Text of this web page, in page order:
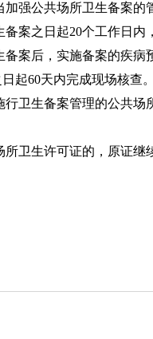
强公共场所卫生备案的
备案之日起20个工作日内
案后，实施备案的疾
起60天内完成现场核查。
卫生备案管理的公共场
卫生许可证的，原证